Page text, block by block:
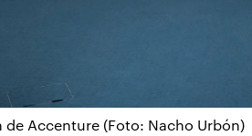
Accenture (Foto: Nacho Urbón)